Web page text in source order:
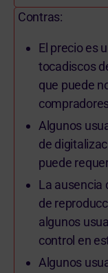
Contras:
El precio es
tocadiscos
que puede
Algunos
de
puede
La ausencia
de
algunos
control en
Algunos